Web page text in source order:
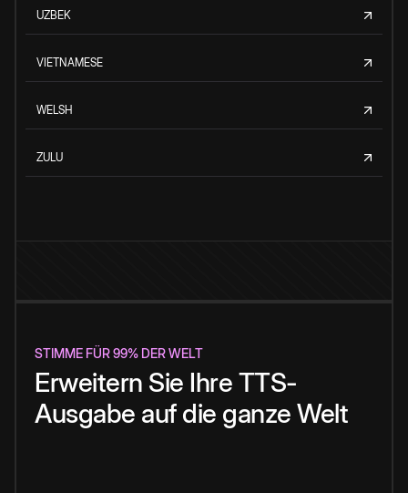
UZBEK
VIETNAMESE
WELSH
ZULU
STIMME FÜR 99% DER WELT
Erweitern Sie Ihre TTS-
Ausgabe auf die ganze Welt